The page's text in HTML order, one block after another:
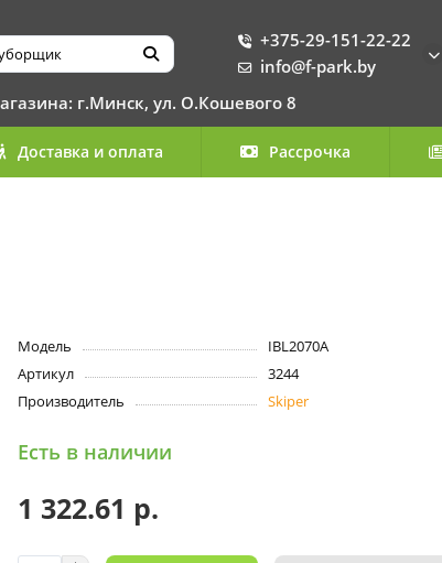
+375-29-151-22-22
info@f-park.by
г.Минск, ул. О.Кошевого 8
Доставка и оплата Рассрочка
Модель
IBL2070A
Артикул
3244
Производитель
Skiper
Есть в наличии
1 322.61 р.